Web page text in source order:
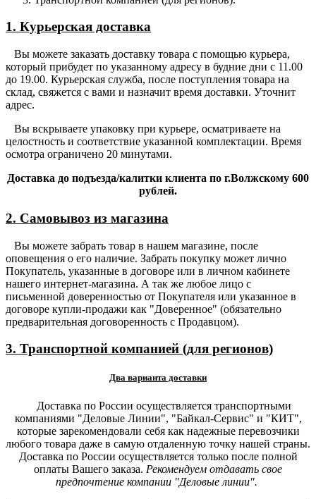
1. Курьерская доставка
Вы можете заказать доставку товара с помощью курьера,
который прибудет по указанному адресу в будние дни с 11.00
до 19.00. Курьерская служба, после поступления товара на
склад, свяжется с вами и назначит время доставки. Уточнит
адрес.
Вы вскрываете упаковку при курьере, осматриваете на
целостность и соответствие указанной комплектации. Время
осмотра ограничено 20 минутами.
Доставка до подъезда/калитки клиента по г.Волжскому 600
рублей.
2. Самовывоз из магазина
Вы можете забрать товар в нашем магазине, после
оповещения о его наличие. Забрать покупку может лично
Покупатель, указанные в договоре или в личном кабинете
нашего интернет-магазина. А так же любое лицо с
письменной доверенностью от Покупателя или указанное в
договоре купли-продажи как "Доверенное" (обязательно
предварительная договоренность с Продавцом).
3. Транспортной компанией (для регионов)
Два варианта доставки
Доставка по России осуществляется транспортными
компаниями "Деловые Линии", "Байкал-Сервис" и "КИТ",
которые зарекомендовали себя как надежные перевозчики
любого товара даже в самую отдаленную точку нашей страны.
Доставка по России осуществляется только после полной
оплаты Вашего заказа. Рекомендуем отдавать свое
предпочтение компании "Деловые линии".